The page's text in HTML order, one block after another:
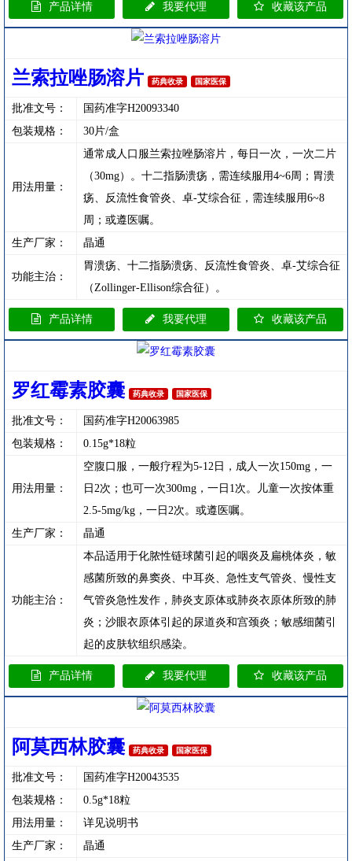
产品详情 我要代理 收藏该产品
兰索拉唑肠溶片 药典收录 国家医保
批准文号：
国药准字H20093340
包装规格：
30片/盒
用法用量：
通常成人口服兰索拉唑肠溶片，每日一次，一次二片
（30mg）。十二指肠溃疡，需连续服用4~6周；胃溃
疡、反流性食管炎、卓-艾综合征，需连续服用6~8
周；或遵医嘱。
生产厂家：
晶通
功能主治：
胃溃疡、十二指肠溃疡、反流性食管炎、卓-艾综合征
（Zollinger-Ellison综合征）。
产品详情 我要代理 收藏该产品
罗红霉素胶囊 药典收录 国家医保
批准文号：
国药准字H20063985
包装规格：
0.15g*18粒
用法用量：
空腹口服，一般疗程为5-12日，成人一次150mg，一
日2次；也可一次300mg，一日1次。儿童一次按体重
2.5-5mg/kg，一日2次。或遵医嘱。
生产厂家：
晶通
功能主治：
本品适用于化脓性链球菌引起的咽炎及扁桃体炎，敏
感菌所致的鼻窦炎、中耳炎、急性支气管炎、慢性支
气管炎急性发作，肺炎支原体或肺炎衣原体所致的肺
炎；沙眼衣原体引起的尿道炎和宫颈炎；敏感细菌引
起的皮肤软组织感染。
产品详情 我要代理 收藏该产品
阿莫西林胶囊 药典收录 国家医保
批准文号：
国药准字H20043535
包装规格：
0.5g*18粒
用法用量：
详见说明书
生产厂家：
晶通